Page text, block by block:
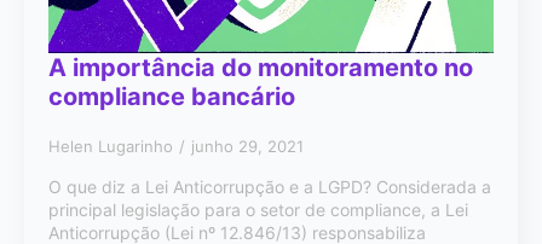
A importância do monitoramento no
compliance bancário
Helen Lugarinho junho 29, 2021
O que diz a Lei Anticorrupção e a LGPD? Considerada a
principal legislação para o setor de compliance, a Lei
Anticorrupção (Lei nº 12.846/13) responsabiliza